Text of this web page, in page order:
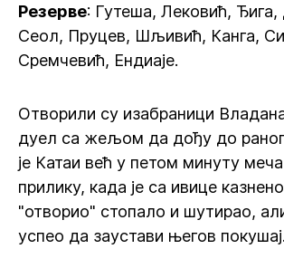
Резерве: Гутеша, Лековић,
Сеол, Пруцев, Шљивић, Канга,
Сремчевић, Ендиаје.
Отворили су изабраници
дуел са жељом да дођу до раног
је Катаи већ у петом минуту
прилику, када је са ивице
"отворио" стопало и шутирао,
успео да заустави његов покушај.